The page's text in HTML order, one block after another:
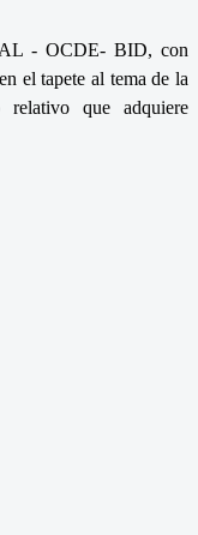
- OCDE- BID, con
el tapete al tema de la
que adquiere